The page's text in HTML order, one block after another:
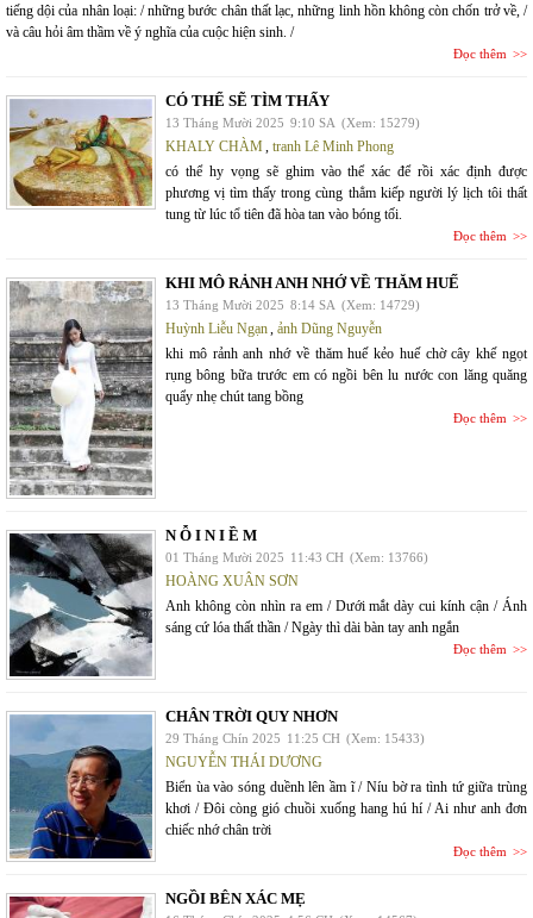
tiếng dội của nhân loại: / những bước chân thất lạc, những linh hồn không còn chốn trở về, /
và câu hỏi âm thầm về ý nghĩa của cuộc hiện sinh. /
Đọc thêm
CÓ THỂ SẼ TÌM THẤY
13 Tháng Mười 2025 9:10 SA (Xem: 15279)
KHALY CHÀM, tranh Lê Minh Phong
có thể hy vọng sẽ ghim vào thể xác để rồi xác định được
phương vị tìm thấy trong cùng thẳm kiếp người lý lịch tôi thất
tung từ lúc tổ tiên đã hòa tan vào bóng tối.
Đọc thêm
KHI MÔ RẢNH ANH NHỚ VỀ THĂM HUẾ
13 Tháng Mười 2025 8:14 SA (Xem: 14729)
Huỳnh Liễu Ngạn, ảnh Dũng Nguyễn
khi mô rảnh anh nhớ về thăm huế kẻo huế chờ cây khế ngọt
rụng bông bữa trước em có ngồi bên lu nước con lăng quăng
quẩy nhẹ chút tang bồng
Đọc thêm
N Ỗ I N I Ề M
01 Tháng Mười 2025 11:43 CH (Xem: 13766)
HOÀNG XUÂN SƠN
Anh không còn nhìn ra em / Dưới mắt dày cui kính cận / Ánh
sáng cứ lóa thất thần / Ngày thì dài bàn tay anh ngắn
Đọc thêm
CHÂN TRỜI QUY NHƠN
29 Tháng Chín 2025 11:25 CH (Xem: 15433)
NGUYỄN THÁI DƯƠNG
Biển ùa vào sóng duềnh lên ầm ĩ / Níu bờ ra tình tứ giữa trùng
khơi / Đôi còng gió chuồi xuống hang hú hí / Ai như anh đơn
chiếc nhớ chân trời
Đọc thêm
NGỒI BÊN XÁC MẸ